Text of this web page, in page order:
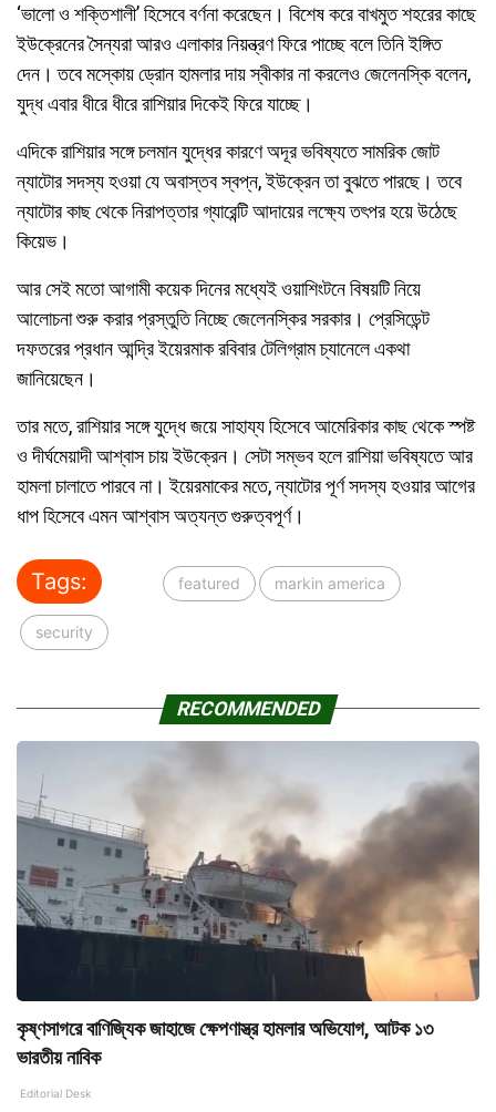
‘ভালো ও শক্তিশালী’ হিসেবে বর্ণনা করেছেন। বিশেষ করে বাখমুত শহরের কাছে
ইউক্রেনের সৈন্যরা আরও এলাকার নিয়ন্ত্রণ ফিরে পাচ্ছে বলে তিনি ইঙ্গিত
দেন। তবে মস্কোয় ড্রোন হামলার দায় স্বীকার না করলেও জেলেনস্কি বলেন,
যুদ্ধ এবার ধীরে ধীরে রাশিয়ার দিকেই ফিরে যাচ্ছে।
এদিকে রাশিয়ার সঙ্গে চলমান যুদ্ধের কারণে অদূর ভবিষ্যতে সামরিক জোট
ন্যাটোর সদস্য হওয়া যে অবাস্তব স্বপ্ন, ইউক্রেন তা বুঝতে পারছে। তবে
ন্যাটোর কাছ থেকে নিরাপত্তার গ্যারেন্টি আদায়ের লক্ষ্যে তৎপর হয়ে উঠেছে
কিয়েভ।
আর সেই মতো আগামী কয়েক দিনের মধ্যেই ওয়াশিংটনে বিষয়টি নিয়ে
আলোচনা শুরু করার প্রস্তুতি নিচ্ছে জেলেনস্কির সরকার। প্রেসিডেন্ট
দফতরের প্রধান আন্দ্রি ইয়েরমাক রবিবার টেলিগ্রাম চ্যানেলে একথা
জানিয়েছেন।
তার মতে, রাশিয়ার সঙ্গে যুদ্ধে জয়ে সাহায্য হিসেবে আমেরিকার কাছ থেকে স্পষ্ট
ও দীর্ঘমেয়াদী আশ্বাস চায় ইউক্রেন। সেটা সম্ভব হলে রাশিয়া ভবিষ্যতে আর
হামলা চালাতে পারবে না। ইয়েরমাকের মতে, ন্যাটোর পূর্ণ সদস্য হওয়ার আগের
ধাপ হিসেবে এমন আশ্বাস অত্যন্ত গুরুত্বপূর্ণ।
Tags: featured markin america
security
RECOMMENDED
কৃষ্ণসাগরে বাণিজ্যিক জাহাজে ক্ষেপণাস্ত্র হামলার অভিযোগ, আটক ১৩
ভারতীয় নাবিক
Editorial Desk